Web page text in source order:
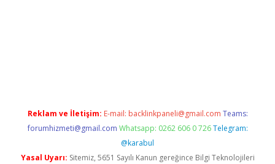
Reklam ve İletişim: E-mail: backlinkpaneli@gmail.com Teams:
forumhizmeti@gmail.com Whatsapp: 0262 606 0 726 Telegram:
@karabul
Yasal Uyarı: Sitemiz, 5651 Sayılı Kanun gereğince Bilgi Teknolojileri